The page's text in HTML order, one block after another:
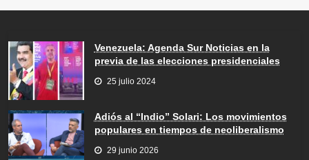
Venezuela: Agenda Sur Noticias en la
previa de las elecciones presidenciales
25 julio 2024
Adiós al “Indio” Solari: Los movimientos
populares en tiempos de neoliberalismo
29 junio 2026